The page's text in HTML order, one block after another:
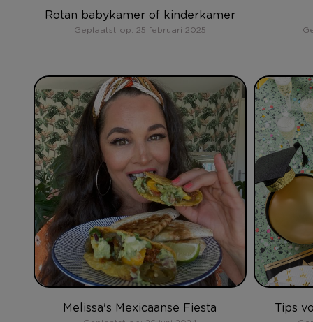
Rotan babykamer of kinderkamer
Geplaatst op: 25 februari 2025
Melissa's Mexicaanse Fiesta Tips